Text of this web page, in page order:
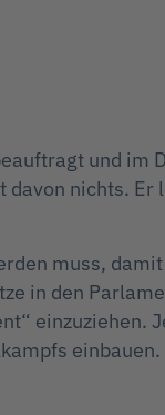
und im
nichts. Er
muss,
in den
einzuziehen.